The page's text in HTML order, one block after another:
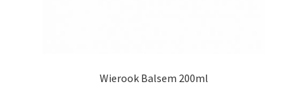
Wierook Balsem 200ml